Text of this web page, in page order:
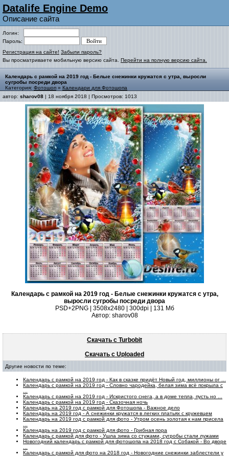
Datalife Engine Demo
Описание сайта
Логин:
Пароль:
Регистрация на сайте! Забыли пароль?
Вы просматриваете мобильную версию сайта. Перейти на полную версию сайта.
Календарь с рамкой на 2019 год - Белые снежинки кружатся с утра, выросли
сугробы посреди двора
Категория: Фотошоп » Календари для Фотошопа
автор: sharov08 | 18 ноября 2018 | Просмотров: 1013
Календарь с рамкой на 2019 год - Белые снежинки кружатся с утра,
выросли сугробы посреди двора
PSD+2PNG | 3508x2480 | 300dpi | 131 Мб
Автор: sharov08
Скачать с Turbobit
Скачать с Uploaded
Другие новости по теме:
Календарь с рамкой на 2019 год - Как в сказке придёт Новый год, миллионы ог ...
Календарь с рамкой на 2019 год - Словно чародейка, белая зима всё покрыла с
Календарь с рамкой на 2019 год - Искристого снега, а в доме тепла, пусть но ...
Календарь с рамкой на 2019 год - Сказочная ночь
Календарь на 2019 год с рамкой для Фотошопа - Важное дело
Календарь на 2019 год - А снежинки кружатся в легких платьях с кружевцем
Календарь на 2019 год с рамкой для фото - Утром осень золотая к нам присела
Календарь на 2019 год с рамкой для фото - Грибная пора
Календарь с рамкой для фото - Ушла зима со стужами, сугробы стали лужами
Новогодний календарь с рамкой для фотошопа на 2018 год с Собакой - Во дворе
Календарь с рамкой для фото на 2018 год - Новогодние снежинки заблестели у